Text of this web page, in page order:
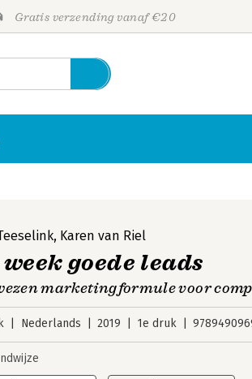
Gratis verzending vanaf €20
, Karen van Riel
goede leads
marketingformule voor
Nederlands 2019 1e druk
Personen